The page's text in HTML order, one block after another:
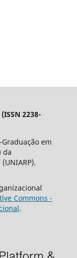
2238-
em
da
Commons -
.